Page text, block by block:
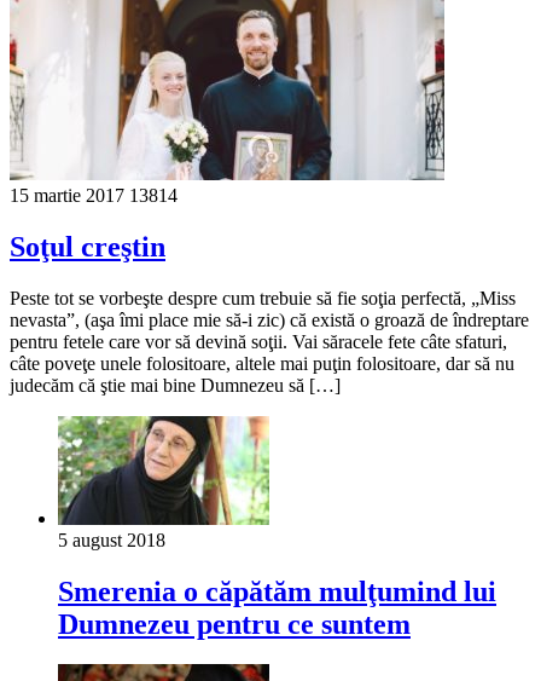
15 martie 2017 13814
Soţul creştin
Peste tot se vorbeşte despre cum trebuie să fie soţia perfectă, „Miss
nevasta”, (aşa îmi place mie să-i zic) că există o groază de îndreptare
pentru fetele care vor să devină soţii. Vai săracele fete câte sfaturi,
câte poveţe unele folositoare, altele mai puţin folositoare, dar să nu
judecăm că ştie mai bine Dumnezeu să […]
5 august 2018
Smerenia o căpătăm mulţumind lui
Dumnezeu pentru ce suntem